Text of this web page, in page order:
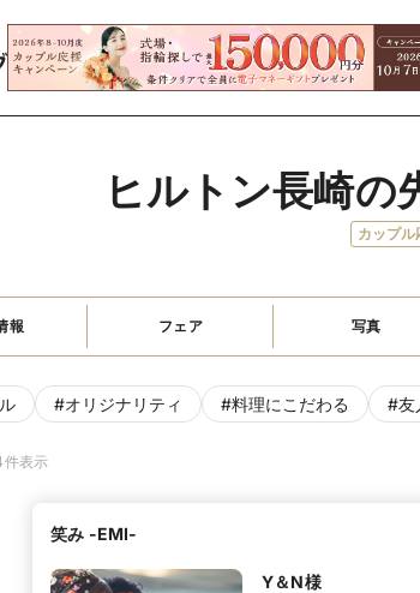
ヒルトン長崎の
カップ
報 フェア 写真
#オリジナリティ #料理にこだわる #友
件表示
笑み -EMI-
Y＆N様